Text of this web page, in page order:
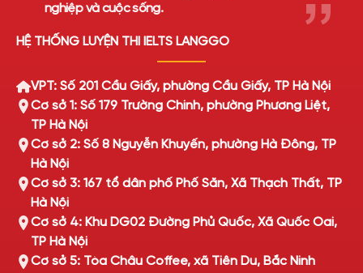
nghiệp và cuộc sống.
HỆ THỐNG LUYỆN THI IELTS LANGGO
VPT: Số 201 Cầu Giấy, phường Cầu Giấy, TP Hà Nội
Cơ sở 1: Số 179 Trường Chinh, phường Phương Liệt,
TP Hà Nội
Cơ sở 2: Số 8 Nguyễn Khuyến, phường Hà Đông, TP
Hà Nội
Cơ sở 3: 167 tổ dân phố Phố Săn, Xã Thạch Thất, TP
Hà Nội
Cơ sở 4: Khu DG02 Đường Phủ Quốc, Xã Quốc Oai,
TP Hà Nội
Cơ sở 5: Tòa Châu Coffee, xã Tiên Du, Bắc Ninh